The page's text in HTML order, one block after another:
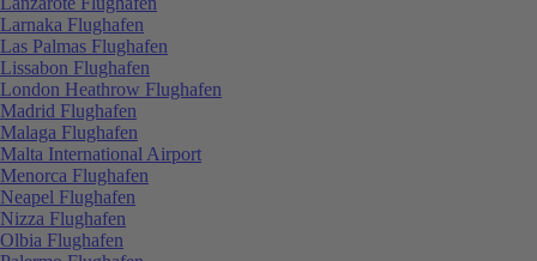
Larnaka Flughafen
Las Palmas Flughafen
Lissabon Flughafen
London Heathrow Flughafen
Madrid Flughafen
Malaga Flughafen
Malta International Airport
Menorca Flughafen
Neapel Flughafen
Nizza Flughafen
Olbia Flughafen